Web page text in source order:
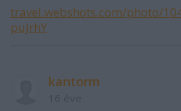
travel.webshots.com/photo/
puJrhY
kantorm